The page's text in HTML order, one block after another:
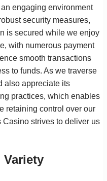
engaging environment
security measures,
is secured while we enjoy
with numerous payment
smooth transactions
to funds. As we traverse
also appreciate its
practices, which enables
retaining control over our
strives to deliver us
Variety